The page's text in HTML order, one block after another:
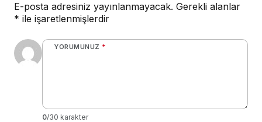
E-posta adresiniz yayınlanmayacak. Gerekli alanlar
* ile işaretlenmişlerdir
YORUMUNUZ *
0/30 karakter